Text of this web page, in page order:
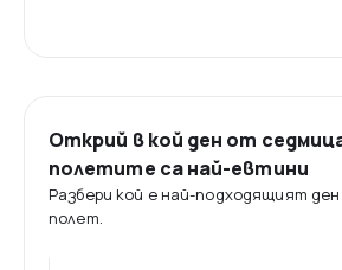
Открий в кой ден от
полетите са най-евтини
Разбери кой е най-подходящият
полет.